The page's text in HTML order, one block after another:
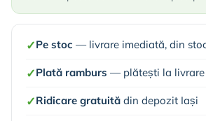
✓Pe stoc — livrare imediată, din
✓Plată ramburs — plătești la livrare
✓Ridicare gratuită din depozit Iași